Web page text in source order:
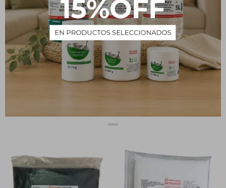
Descripción
El agua desionizada se obtiene mediante la desionización, que
tiene como objeto la eliminación de las sales ionizadas del agua.